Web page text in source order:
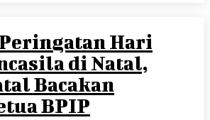
Hari
di Natal,
Bacakan
BPIP